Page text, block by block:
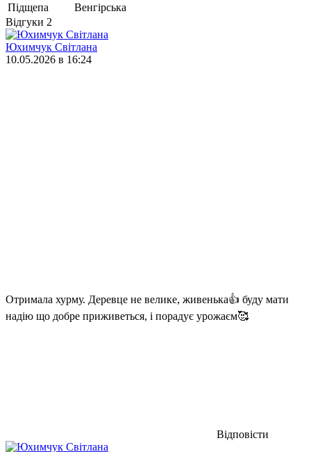
Підщепа
Венгірська
Відгуки 2
Юхимчук Світлана
10.05.2026 в 16:24
Отримала хурму. Деревце не велике, живенька👍 буду мати
надію що добре приживеться, і порадує урожаєм🥰
Відповісти